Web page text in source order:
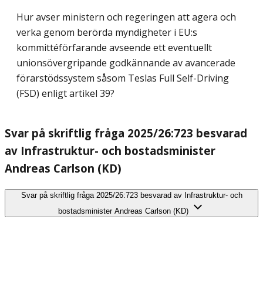
Hur avser ministern och regeringen att agera och
verka genom berörda myndigheter i EU:s
kommittéförfarande avseende ett eventuellt
unionsövergripande godkännande av avancerade
förarstödssystem såsom Teslas Full Self-Driving
(FSD) enligt artikel 39?
Svar på skriftlig fråga 2025/26:723 besvarad
av Infrastruktur- och bostadsminister
Andreas Carlson (KD)
Svar på skriftlig fråga 2025/26:723 besvarad av Infrastruktur- och
bostadsminister Andreas Carlson (KD)